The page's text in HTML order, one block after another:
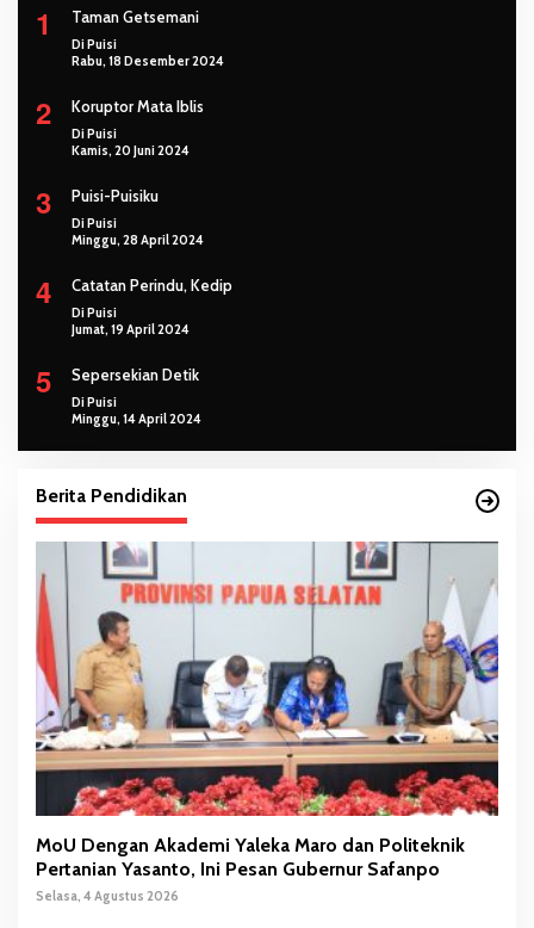
1 Taman Getsemani
Di Puisi
Rabu, 18 Desember 2024
2 Koruptor Mata Iblis
Di Puisi
Kamis, 20 Juni 2024
3 Puisi-Puisiku
Di Puisi
Minggu, 28 April 2024
4 Catatan Perindu, Kedip
Di Puisi
Jumat, 19 April 2024
5 Sepersekian Detik
Di Puisi
Minggu, 14 April 2024
Berita Pendidikan
MoU Dengan Akademi Yaleka Maro dan Politeknik
Pertanian Yasanto, Ini Pesan Gubernur Safanpo
Selasa, 4 Agustus 2026